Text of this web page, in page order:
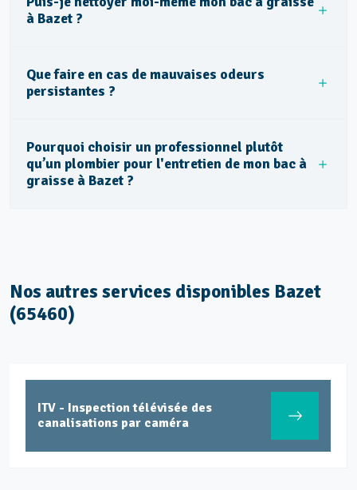
à Bazet ?
Que faire en cas de mauvaises odeurs
persistantes ?
Pourquoi choisir un professionnel plutôt
qu’un plombier pour l'entretien de mon bac à
graisse à Bazet ?
Nos autres services disponibles Bazet
(65460)
Nettoyage et pompage des
dangereux et hydrocarbures